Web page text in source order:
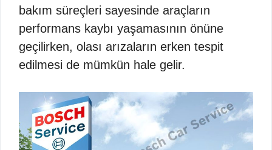
bakım süreçleri sayesinde araçların
performans kaybı yaşamasının önüne
geçilirken, olası arızaların erken tespit
edilmesi de mümkün hale gelir.